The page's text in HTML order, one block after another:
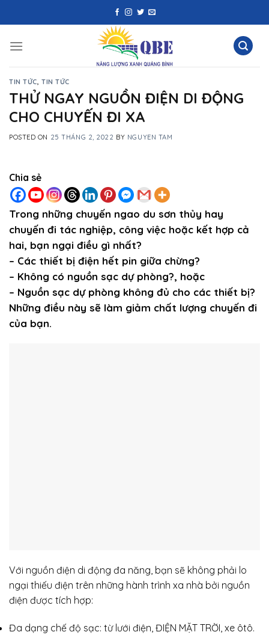
to
TIN TỨC,TIN TỨC
THỬ NGAY NGUỒN ĐIỆN DI ĐỘNG
CHO CHUYẾN ĐI XA
POSTED ON 25 THÁNG 2, 2022 BY NGUYEN TAM
Chia sẻ
Trong những chuyến ngao du sơn thủy hay
chuyến đi tác nghiệp, công việc hoặc kết hợp cả
hai, bạn ngại điều gì nhất?
– Các thiết bị điện hết pin giữa chừng?
– Không có nguồn sạc dự phòng?, hoặc
– Nguồn sạc dự phòng không đủ cho các thiết bị?
Những điều này sẽ làm giảm chất lượng chuyến đi
của bạn.
Với nguồn điện di động đa năng, bạn sẽ không phải lo
ngại thiếu điện trên những hành trình xa nhà bởi nguồn
điện được tích hợp:
Đa dạng chế độ sạc: từ lưới điện, ĐIỆN MẶT TRỜI, xe ôtô.